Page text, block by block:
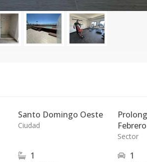
Santo Domingo Oeste
Ciudad
Febrero
Sector
1 1